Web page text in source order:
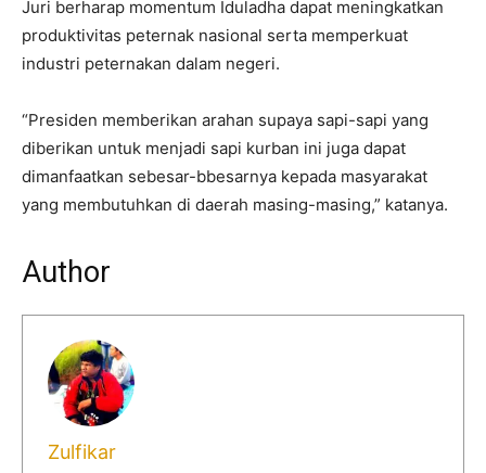
Juri berharap momentum Iduladha dapat meningkatkan
produktivitas peternak nasional serta memperkuat
industri peternakan dalam negeri.
“Presiden memberikan arahan supaya sapi-sapi yang
diberikan untuk menjadi sapi kurban ini juga dapat
dimanfaatkan sebesar-bbesarnya kepada masyarakat
yang membutuhkan di daerah masing-masing,” katanya.
Author
Zulfikar